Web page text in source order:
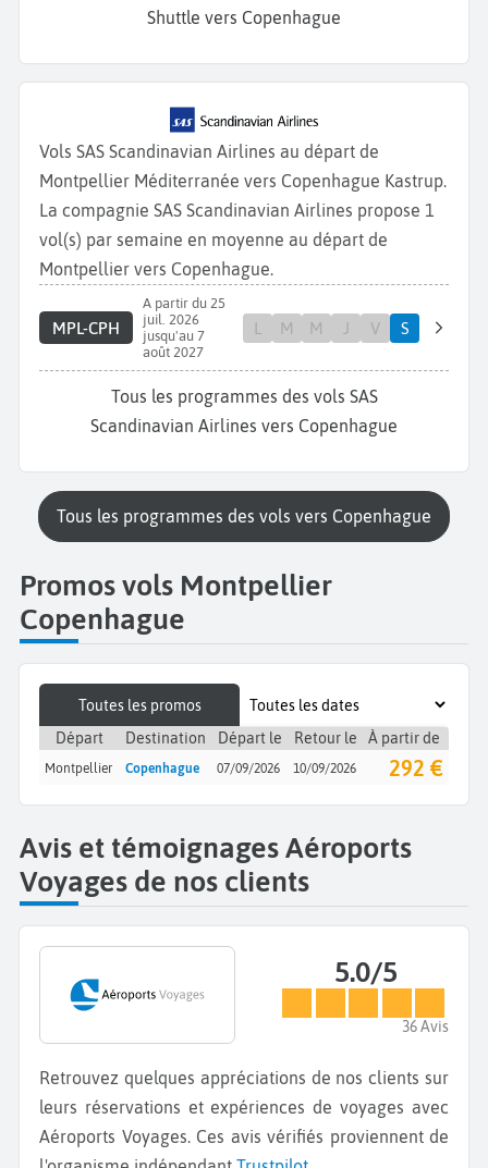
Shuttle vers Copenhague
Vols SAS Scandinavian Airlines au départ de
Montpellier Méditerranée vers Copenhague Kastrup.
La compagnie SAS Scandinavian Airlines propose 1
vol(s) par semaine en moyenne au départ de
Montpellier vers Copenhague.
MPL-CPH
A partir du 25
juil. 2026
jusqu'au 7
août 2027
L M M J V S
Tous les programmes des vols SAS
Scandinavian Airlines vers Copenhague
Tous les programmes des vols vers Copenhague
Promos vols Montpellier
Copenhague
Toutes les promos
Départ
Destination Départ le Retour le À partir de
Montpellier Copenhague 07/09/2026 10/09/2026 292 €
Avis et témoignages Aéroports
Voyages de nos clients
5.0/5
36 Avis
Retrouvez quelques appréciations de nos clients sur
leurs réservations et expériences de voyages avec
Aéroports Voyages. Ces avis vérifiés proviennent de